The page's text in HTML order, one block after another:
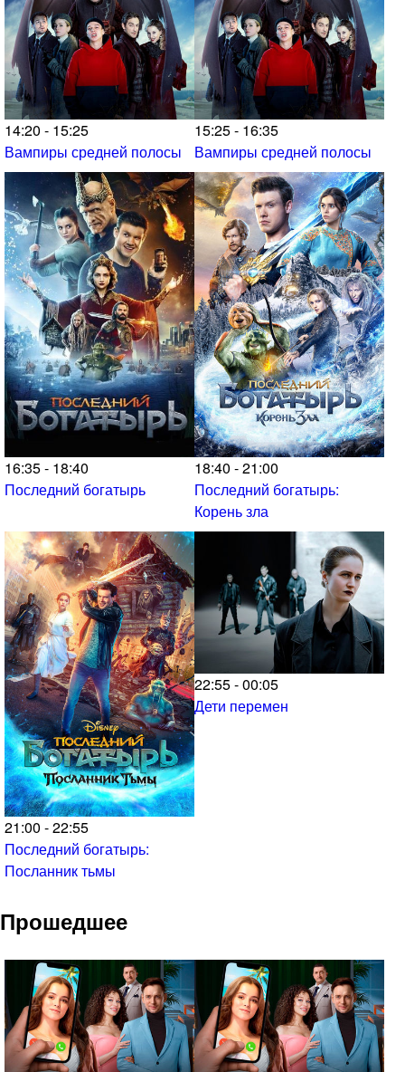
14:20 - 15:25
Вампиры средней полосы
15:25 - 16:35
Вампиры средней полосы
16:35 - 18:40
Последний богатырь
18:40 - 21:00
Последний богатырь:
Корень зла
21:00 - 22:55
Последний богатырь:
Посланник тьмы
22:55 - 00:05
Дети перемен
Прошедшее